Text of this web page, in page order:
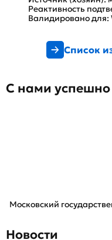
Реактивность
Валидировано для:
Список
С нами
Московский
Новости